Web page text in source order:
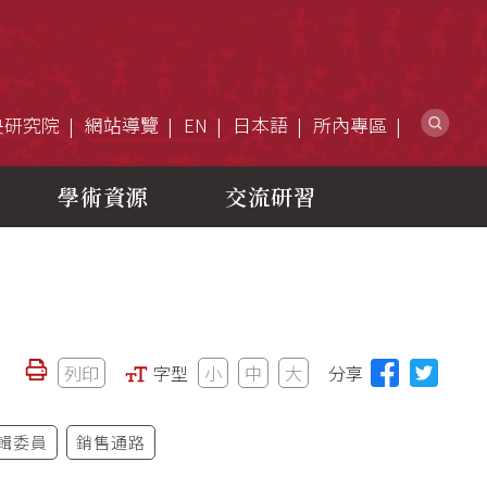
究院 網站導覽 EN 日本語 所內專區
學術資源 交流研習
列印 字型 小 中 大 分享
委員 銷售通路